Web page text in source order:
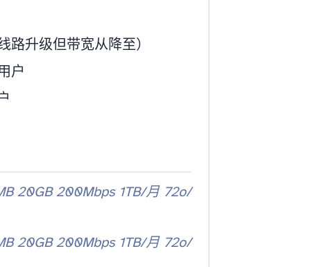
1000Mbps降至200Mbps）
户
20GB 200Mbps 1TB/月 72o/
20GB 200Mbps 1TB/月 72o/